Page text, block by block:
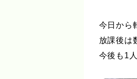
今日から
放課後は
今後も1